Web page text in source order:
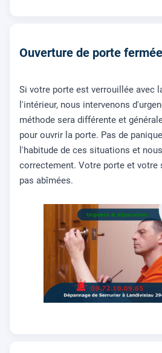
Ouverture de porte
Si votre porte est verrouillée avec
l'intérieur, nous intervenons
méthode sera différente et
pour ouvrir la porte. Pas de
l'habitude de ces situations et
correctement. Votre porte et votre
pas abîmées.